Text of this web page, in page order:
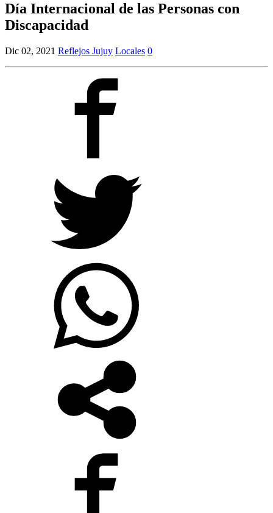
Día Internacional de las Personas con
Discapacidad
Dic 02, 2021 Reflejos Jujuy Locales 0